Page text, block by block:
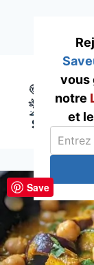
content
vous
notre
et
Save